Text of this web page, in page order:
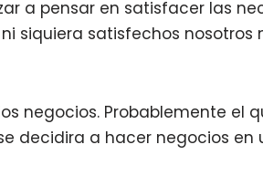
a pensar en satisfacer las
siquiera satisfechos nosotros
negocios. Probablemente el
decidira a hacer negocios en